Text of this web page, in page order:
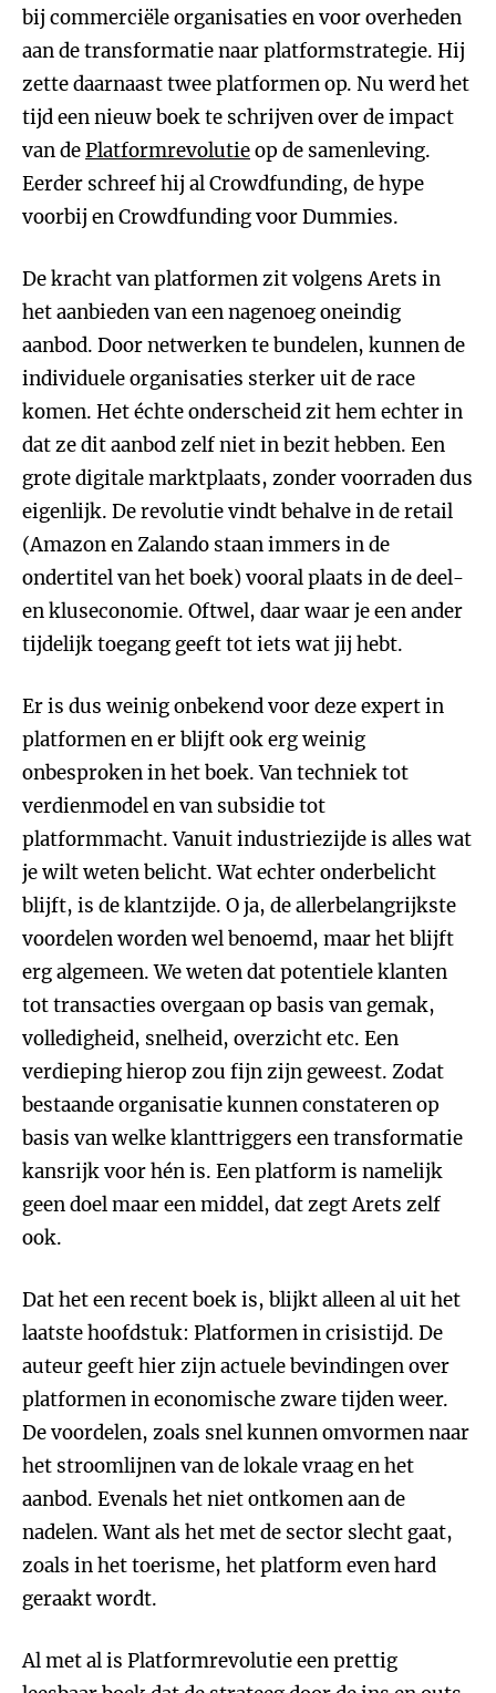
bij commerciële organisaties en voor overheden
aan de transformatie naar platformstrategie. Hij
zette daarnaast twee platformen op. Nu werd het
tijd een nieuw boek te schrijven over de impact
van dePlatformrevolutieop de samenleving.
Eerder schreef hij al Crowdfunding, de hype
voorbij en Crowdfunding voor Dummies.
De kracht van platformen zit volgens Arets in
het aanbieden van een nagenoeg oneindig
aanbod. Door netwerken te bundelen, kunnen de
individuele organisaties sterker uit de race
komen. Het échte onderscheid zit hem echter in
dat ze dit aanbod zelf niet in bezit hebben. Een
grote digitale marktplaats, zonder voorraden dus
eigenlijk. De revolutie vindt behalve in de retail
(Amazon en Zalando staan immers in de
ondertitel van het boek) vooral plaats in de deel-
en kluseconomie. Oftwel, daar waar je een ander
tijdelijk toegang geeft tot iets wat jij hebt.
Er is dus weinig onbekend voor deze expert in
platformen en er blijft ook erg weinig
onbesproken in het boek. Van techniek tot
verdienmodel en van subsidie tot
platformmacht. Vanuit industriezijde is alles wat
je wilt weten belicht. Wat echter onderbelicht
blijft, is de klantzijde. O ja, de allerbelangrijkste
voordelen worden wel benoemd, maar het blijft
erg algemeen. We weten dat potentiele klanten
tot transacties overgaan op basis van gemak,
volledigheid, snelheid, overzicht etc. Een
verdieping hierop zou fijn zijn geweest. Zodat
bestaande organisatie kunnen constateren op
basis van welke klanttriggers een transformatie
kansrijk voor hén is. Een platform is namelijk
geen doel maar een middel, dat zegt Arets zelf
ook.
Dat het een recent boek is, blijkt alleen al uit het
laatste hoofdstuk: Platformen in crisistijd. De
auteur geeft hier zijn actuele bevindingen over
platformen in economische zware tijden weer.
De voordelen, zoals snel kunnen omvormen naar
het stroomlijnen van de lokale vraag en het
aanbod. Evenals het niet ontkomen aan de
nadelen. Want als het met de sector slecht gaat,
zoals in het toerisme, het platform even hard
geraakt wordt.
Al met al is Platformrevolutie een prettig